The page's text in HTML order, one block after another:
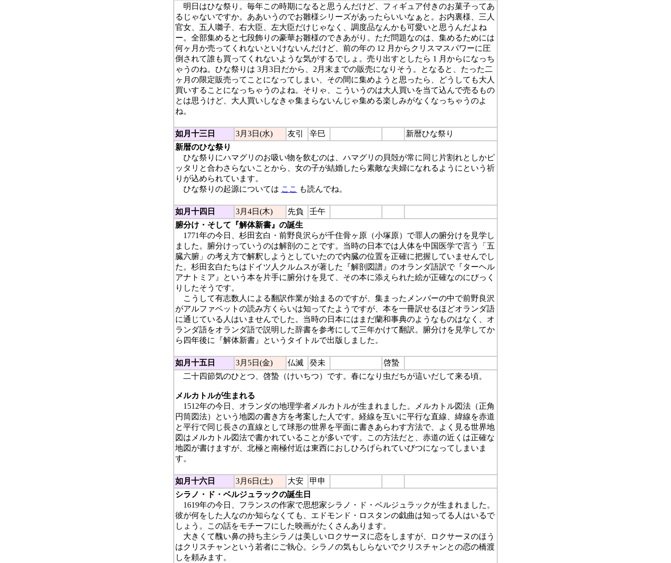
明日はひな祭り。毎年この時期になると思うんだけど、フィギュア付きのお菓子ってあ
るじゃないですか。ああいうのでお雛様シリーズがあったらいいなぁと。お内裏様、三人
官女、五人囃子、右大臣、左大臣だけじゃなく、調度品なんかも可愛いと思うんだよね
ー。全部集めると七段飾りの豪華お雛様のできあがり。ただ問題なのは、集めるためには
何ヶ月か売ってくれないといけないんだけど、前の年の 12 月からクリスマスパワーに圧
倒されて誰も買ってくれないような気がするでしょ。売り出すとしたら 1 月からになっち
ゃうのね。ひな祭りは 3月3日だから、2月末までの販売になりそう。となると、たった二
ヶ月の限定販売ってことになってしまい、その間に集めようと思ったら、どうしても大人
買いすることになっちゃうのよね。そりゃ、こういうのは大人買いを当て込んで売るもの
とは思うけど、大人買いしなきゃ集まらないんじゃ集める楽しみがなくなっちゃうのよ
ね。
如月十三日 3月3日(水) 友引 辛巳
新暦ひな祭り
新暦のひな祭り
ひな祭りにハマグリのお吸い物を飲むのは、ハマグリの貝殻が常に同じ片割れとしかピ
ッタリと合わさらないことから、女の子が結婚したら素敵な夫婦になれるようにという祈
りが込められています。
ひな祭りの起源については ここ も読んでね。
如月十四日 3月4日(木) 先負
壬午
腑分け・そして『解体新書』の誕生
1771年の今日、杉田玄白・前野良沢らが千住骨ヶ原（小塚原）で罪人の腑分けを見学し
ました。腑分けっていうのは解剖のことです。当時の日本では人体を中国医学で言う「五
臓六腑」の考え方で解釈しようとしていたので内臓の位置を正確に把握していませんでし
た。杉田玄白たちはドイツ人クルムスが著した『解剖図譜』のオランダ語訳で『ターヘル
アナトミア』という本を片手に腑分けを見て、その本に添えられた絵が正確なのにびっく
りしたそうです。
こうして有志数人による翻訳作業が始まるのですが、集まったメンバーの中で前野良沢
がアルファベットの読み方くらいは知ってたようですが、本を一冊訳せるほどオランダ語
に通じている人はいませんでした。当時の日本にはまだ蘭和事典のようなものはなく、オ
ランダ語をオランダ語で説明した辞書を参考にして三年かけて翻訳。腑分けを見学してか
ら四年後に『解体新書』というタイトルで出版しました。
如月十五日 3月5日(金) 仏滅 癸未
啓蟄
二十四節気のひとつ、啓蟄（けいちつ）です。春になり虫だちが這いだして来る頃。
メルカトルが生まれる
1512年の今日、オランダの地理学者メルカトルが生まれました。メルカトル図法（正角
円筒図法）という地図の書き方を考案した人です。経線を互いに平行な直線、緯線を赤道
と平行で同じ長さの直線として球形の世界を平面に書きあらわす方法で、よく見る世界地
図はメルカトル図法で書かれていることが多いです。この方法だと、赤道の近くは正確な
地図が書けますが、北極と南極付近は東西におしひろげられていびつになってしまいま
す。
如月十六日 3月6日(土) 大安
甲申
シラノ・ド・ベルジュラックの誕生日
1619年の今日、フランスの作家で思想家シラノ・ド・ベルジュラックが生まれました。
彼が何をした人なのか知らなくても、エドモンド・ロスタンの戯曲は知ってる人はいるで
しょう。この話をモチーフにした映画がたくさんあります。
大きくて醜い鼻の持ち主シラノは美しいロクサーヌに恋をしますが、ロクサーヌのほう
はクリスチャンという若者にご執心。シラノの気もしらないでクリスチャンとの恋の橋渡
しを頼みます。